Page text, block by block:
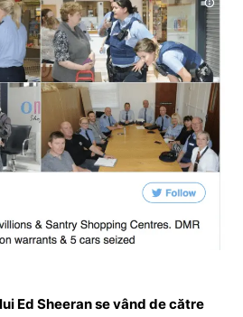
Ed Sheeran se vând de către